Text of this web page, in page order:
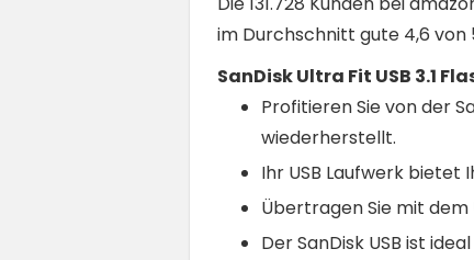
im Durchschnitt gute 4,6 von
SanDisk Ultra Fit USB 3.1
Profitieren Sie von der
wiederherstellt.
Ihr USB Laufwerk
Übertragen Sie mit dem
Der SanDisk USB ist